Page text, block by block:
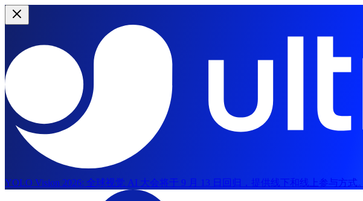
YOLO Vision 2026: 全球视觉 AI 大会将于 9 月 13 日回归，提供线下和线上参与方式。